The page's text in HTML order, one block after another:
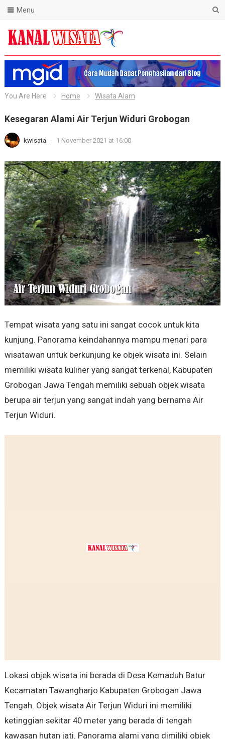
Blog Kanal Wisata
Menu
You Are Here Home Wisata Alam
Kesegaran Alami Air Terjun Widuri Grobogan
kwisata - 1 November 2021 at 16:00
Tempat wisata yang satu ini sangat cocok untuk kita
kunjung. Panorama keindahannya mampu menari para
wisatawan untuk berkunjung ke objek wisata ini. Selain
memiliki wisata kuliner yang sangat terkenal, Kabupaten
Grobogan Jawa Tengah memiliki sebuah objek wisata
berupa air terjun yang sangat indah yang bernama Air
Terjun Widuri.
Lokasi objek wisata ini berada di Desa Kemaduh Batur
Kecamatan Tawangharjo Kabupaten Grobogan Jawa
Tengah. Objek wisata Air Terjun Widuri ini memiliki
ketinggian sekitar 40 meter yang berada di tengah
kawasan hutan jati. Panorama alami yang dimiliki objek